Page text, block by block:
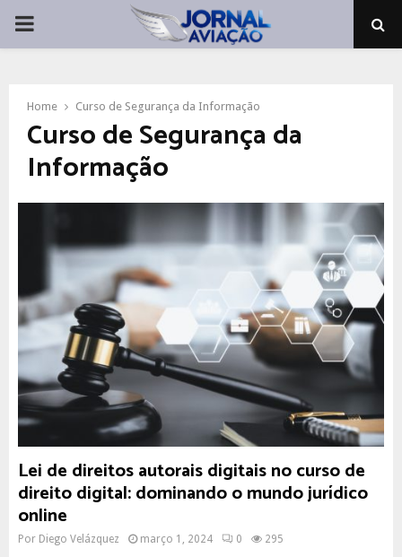
PRIMARY
Home Curso de Segurança da Informação
Curso de Segurança da
Informação
Lei de direitos autorais digitais no curso de
direito digital: dominando o mundo jurídico
online
Por Diego Velázquez março 1, 2024 0 295